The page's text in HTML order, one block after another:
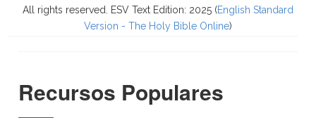
All rights reserved. ESV Text Edition: 2025 (English Standard
Version - The Holy Bible Online)
Recursos Populares